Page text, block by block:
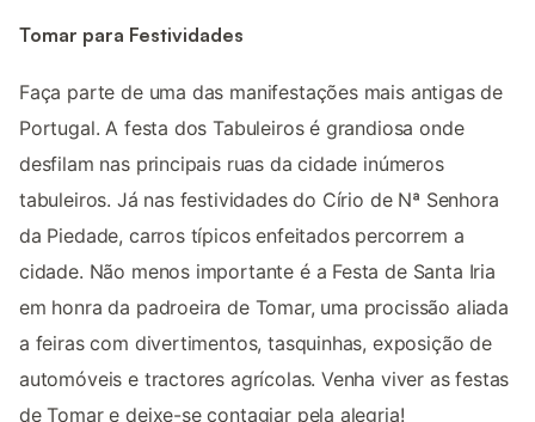
Tomar para Festividades
Faça parte de uma das manifestações mais antigas de
Portugal. A festa dos Tabuleiros é grandiosa onde
desfilam nas principais ruas da cidade inúmeros
tabuleiros. Já nas festividades do Círio de Nª Senhora
da Piedade, carros típicos enfeitados percorrem a
cidade. Não menos importante é a Festa de Santa Iria
em honra da padroeira de Tomar, uma procissão aliada
a feiras com divertimentos, tasquinhas, exposição de
automóveis e tractores agrícolas. Venha viver as festas
de Tomar e deixe-se contagiar pela alegria!